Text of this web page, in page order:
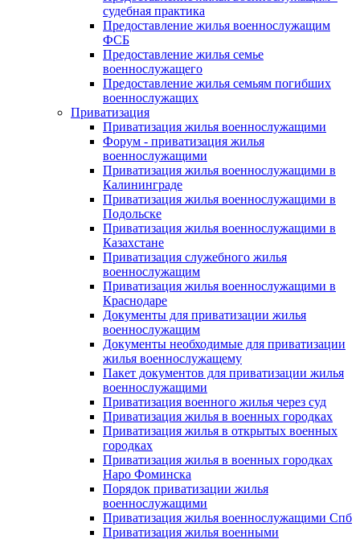
судебная практика
Предоставление жилья военнослужащим
ФСБ
Предоставление жилья семье
военнослужащего
Предоставление жилья семьям погибших
военнослужащих
Приватизация
Приватизация жилья военнослужащими
Форум - приватизация жилья
военнослужащими
Приватизация жилья военнослужащими в
Калининграде
Приватизация жилья военнослужащими в
Подольске
Приватизация жилья военнослужащими в
Казахстане
Приватизация служебного жилья
военнослужащим
Приватизация жилья военнослужащими в
Краснодаре
Документы для приватизации жилья
военнослужащим
Документы необходимые для приватизации
жилья военнослужащему
Пакет документов для приватизации жилья
военнослужащими
Приватизация военного жилья через суд
Приватизация жилья в военных городках
Приватизация жилья в открытых военных
городках
Приватизация жилья в военных городках
Наро Фоминска
Порядок приватизации жилья
военнослужащими
Приватизация жилья военнослужащими Спб
Приватизация жилья военными